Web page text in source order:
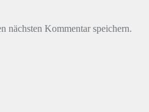
nächsten Kommentar speichern.